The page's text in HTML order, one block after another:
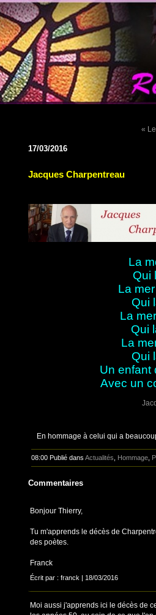
«
17/03/2016
Jacques Charpentreau
La
Qui
La
Qui
La
Qui
La
Qui
Un enfant
Avec un
En hommage à celui qui a
08:00 Publié dans Actualités, Hommage,
Commentaires
Bonjour Thierry,
Tu m'apprends le décès de
des poètes.
Franck
Écrit par : franck | 18/03/2016
Moi aussi j'apprends ici le décès de